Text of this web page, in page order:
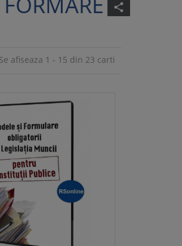
share
Se afiseaza 1 - 15 din 23 carti